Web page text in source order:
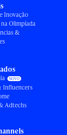
Inovação
Olimpíada
&
Influencers
Adtechs